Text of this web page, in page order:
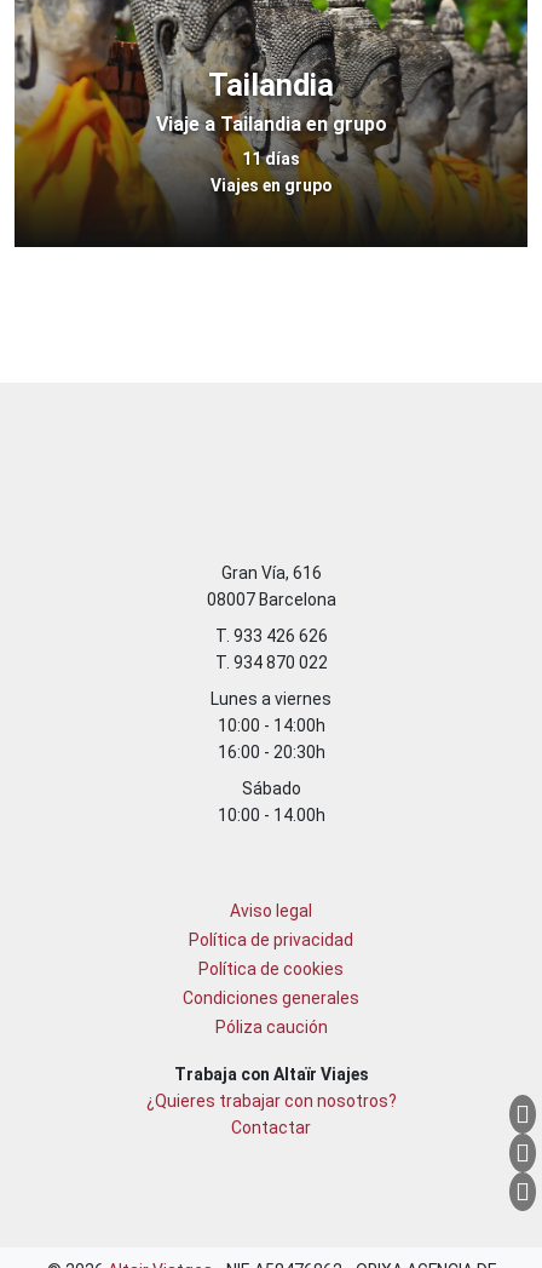
Tailandia
Viaje a Tailandia en grupo
11 días
Viajes en grupo
Gran Vía, 616
08007 Barcelona
T. 933 426 626
T. 934 870 022
Lunes a viernes
10:00 - 14:00h
16:00 - 20:30h
Sábado
10:00 - 14.00h
Aviso legal
Política de privacidad
Política de cookies
Condiciones generales
Póliza caución
Trabaja con Altaïr Viajes
¿Quieres trabajar con nosotros?
Contactar